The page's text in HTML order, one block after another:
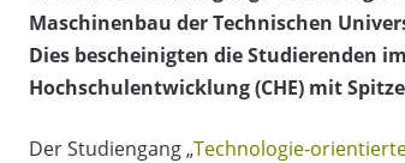
Maschinenbau der Technischen
Dies bescheinigten die Studierenden
Hochschulentwicklung (CHE) mit
Der Studiengang „Technologie-